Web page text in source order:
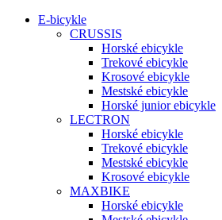
E-bicykle
CRUSSIS
Horské ebicykle
Trekové ebicykle
Krosové ebicykle
Mestské ebicykle
Horské junior ebicykle
LECTRON
Horské ebicykle
Trekové ebicykle
Mestské ebicykle
Krosové ebicykle
MAXBIKE
Horské ebicykle